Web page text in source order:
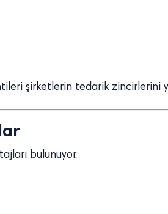
şirketlerin tedarik zincirlerini
bulunuyor.